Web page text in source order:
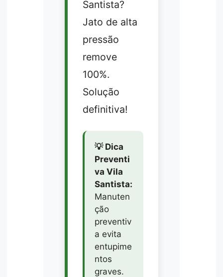
Santista?
Jato de alta
pressão
remove
100%.
Solução
definitiva!
💡 Dica
Preventi
va Vila
Santista:
Manuten
ção
preventiv
a evita
entupime
ntos
graves.